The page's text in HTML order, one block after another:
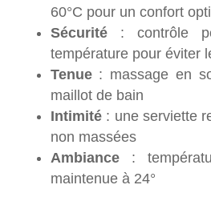
60°C pour un confort
Sécurité: contrôle
température pour éviter
Tenue: massage en
maillot de bain
Intimité: une serviette
non massées
Ambiance:
maintenue à 24°